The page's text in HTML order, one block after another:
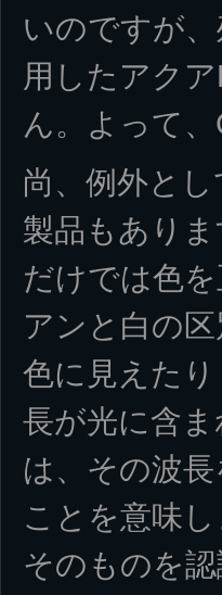
いのですが
用したアク
ん。よって
尚、例外と
製品もあり
だけでは色
アンと白の
色に見えた
長が光に含
は、その波
ことを意味
そのものを